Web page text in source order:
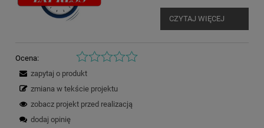
CZYTAJ WIĘCEJ
Ocena:
zapytaj o produkt
zmiana w tekście projektu
zobacz projekt przed realizacją
dodaj opinię